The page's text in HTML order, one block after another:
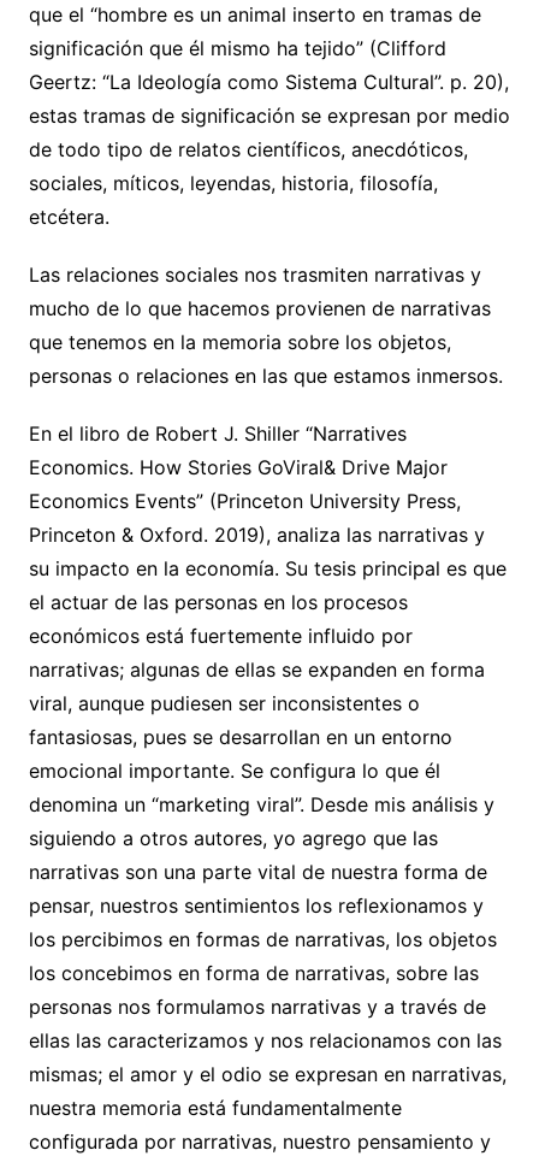
que el “hombre es un animal inserto en tramas de
significación que él mismo ha tejido” (Clifford
Geertz: “La Ideología como Sistema Cultural”. p. 20),
estas tramas de significación se expresan por medio
de todo tipo de relatos científicos, anecdóticos,
sociales, míticos, leyendas, historia, filosofía,
etcétera.
Las relaciones sociales nos trasmiten narrativas y
mucho de lo que hacemos provienen de narrativas
que tenemos en la memoria sobre los objetos,
personas o relaciones en las que estamos inmersos.
En el libro de Robert J. Shiller “Narratives
Economics. How Stories GoViral& Drive Major
Economics Events” (Princeton University Press,
Princeton & Oxford. 2019), analiza las narrativas y
su impacto en la economía. Su tesis principal es que
el actuar de las personas en los procesos
económicos está fuertemente influido por
narrativas; algunas de ellas se expanden en forma
viral, aunque pudiesen ser inconsistentes o
fantasiosas, pues se desarrollan en un entorno
emocional importante. Se configura lo que él
denomina un “marketing viral”. Desde mis análisis y
siguiendo a otros autores, yo agrego que las
narrativas son una parte vital de nuestra forma de
pensar, nuestros sentimientos los reflexionamos y
los percibimos en formas de narrativas, los objetos
los concebimos en forma de narrativas, sobre las
personas nos formulamos narrativas y a través de
ellas las caracterizamos y nos relacionamos con las
mismas; el amor y el odio se expresan en narrativas,
nuestra memoria está fundamentalmente
configurada por narrativas, nuestro pensamiento y